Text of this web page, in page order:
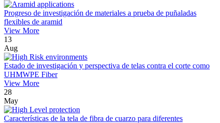
Progreso de investigación de materiales a prueba de puñaladas
flexibles de aramid
View More
13
Aug
Estado de investigación y perspectiva de telas contra el corte como
UHMWPE Fiber
View More
28
May
Características de la tela de fibra de cuarzo para diferentes